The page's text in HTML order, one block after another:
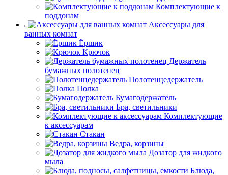
Комплектующие к
поддонам
Аксессуары для
ванных комнат
Ёршик
Крючок
Держатель
бумажных полотенец
Полотенцедержатель
Полка
Бумагодержатель
Бра, светильники
Комплектующие
к аксессуарам
Стакан
Ведра, корзины
Дозатор для жидкого
мыла
Блюда,